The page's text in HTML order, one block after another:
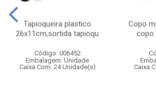
Tapioqueira plastico
26x11cm,sortida tapioqu
Código: 006452
Embalagem: Unidade
Caixa Com: 24 Unidade(s)
Copo
copo
Caixa